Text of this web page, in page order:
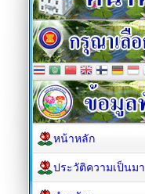
หน้าหลัก
ประวัติความเป็นมา